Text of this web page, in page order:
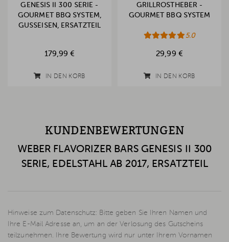
GENESIS II 300 SERIE -
GOURMET BBQ SYSTEM,
GUSSEISEN, ERSATZTEIL
179,99 €
IN DEN KORB
GRILLROSTHEBER -
GOURMET BBQ SYSTEM
5.0
29,99 €
IN DEN KORB
KUNDENBEWERTUNGEN
WEBER FLAVORIZER BARS GENESIS II 300
SERIE, EDELSTAHL AB 2017, ERSATZTEIL
Hinweise zum Datenschutz: Bitte geben Sie Ihren Namen und
Ihre E-Mail Adresse an, um an der Verlosung des Gutscheins
teilzunehmen. Ihre Bewertung wird nur unter Ihrem Vornamen